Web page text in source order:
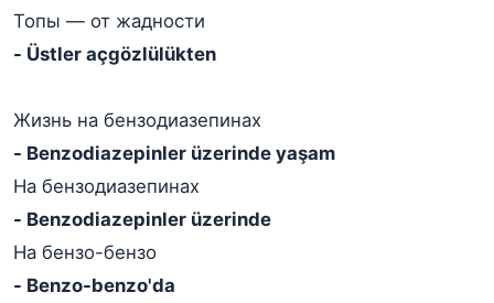
Топы — от жадности
- Üstler açgözlülükten
Жизнь на бензодиазепинах
- Benzodiazepinler üzerinde yaşam
На бензодиазепинах
- Benzodiazepinler üzerinde
На бензо-бензо
- Benzo-benzo'da